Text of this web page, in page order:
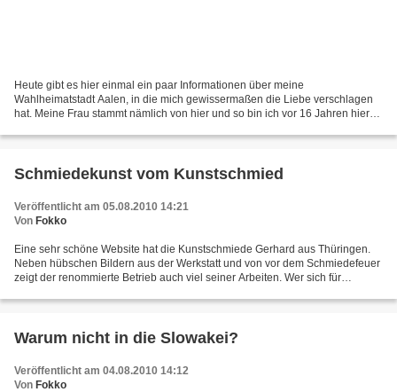
Heute gibt es hier einmal ein paar Informationen über meine
Wahlheimatstadt Aalen, in die mich gewissermaßen die Liebe verschlagen
hat. Meine Frau stammt nämlich von hier und so bin ich vor 16 Jahren hier
Schmiedekunst vom Kunstschmied
Veröffentlicht am 05.08.2010 14:21
Von Fokko
Eine sehr schöne Website hat die Kunstschmiede Gerhard aus Thüringen.
Neben hübschen Bildern aus der Werkstatt und von vor dem Schmiedefeuer
zeigt der renommierte Betrieb auch viel seiner Arbeiten. Wer sich für
Warum nicht in die Slowakei?
Veröffentlicht am 04.08.2010 14:12
Von Fokko